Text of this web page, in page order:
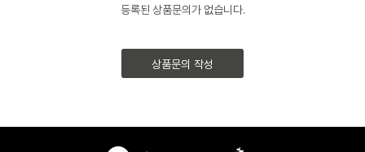
등록된 상품문의가 없습니다.
상품문의 작성